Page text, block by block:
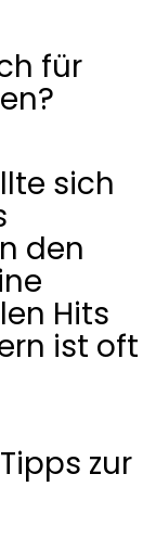
für
sich
den
Hits
ist oft
zur